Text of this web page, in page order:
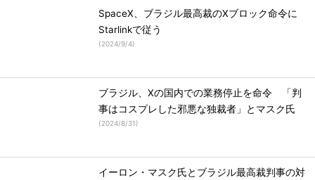
SpaceX、ブラジル最高裁のXブロック命令に
Starlinkで従う
(2024/9/4)
ブラジル、Xの国内での業務停止を命令 「判
事はコスプレした邪悪な独裁者」とマスク氏
(2024/8/31)
イーロン・マスク氏とブラジル最高裁判事の対